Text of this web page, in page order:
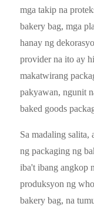
mga takip na
bakery bag, mga
hanay ng
provider na ito ay
makatwirang
pakyawan, ngunit
baked goods
Sa madaling salita,
ng packaging ng
iba't ibang angkop
produksyon ng
bakery bag, na